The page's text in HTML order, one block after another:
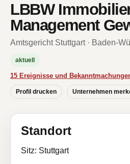
LBBW
Management
Amtsgericht Stuttgart · Baden-
aktuell
15 Ereignisse und
Profil drucken Unternehmen
Standort
Sitz: Stuttgart